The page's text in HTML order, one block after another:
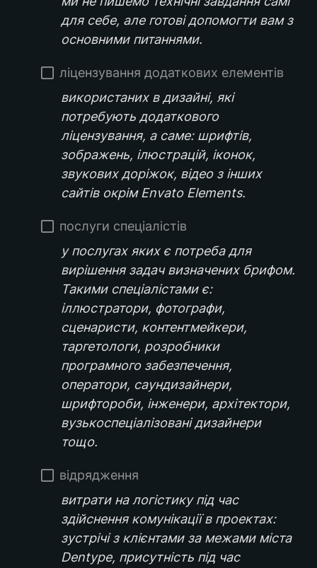
для себе, але готові допомогти вам з
основними питаннями.
ліцензування додаткових елементів
використаних в дизайні, які
потребують додаткового
ліцензування, а саме: шрифтів,
зображень, ілюстрацій, іконок,
звукових доріжок, відео з інших
сайтів окрім Envato Elements.
послуги спеціалістів
у послугах яких є потреба для
вирішення задач визначених брифом.
Такими спеціалістами є:
іллюстратори, фотографи,
сценаристи, контентмейкери,
таргетологи, розробники
програмного забезпечення,
оператори, саундизайнери,
шрифтороби, інженери, архітектори,
вузькоспеціалізовані дизайнери
тощо.
відрядження
витрати на логістику під час
здійснення комунікації в проектах:
зустрічі з клієнтами за межами міста
Dentype, присутність під час